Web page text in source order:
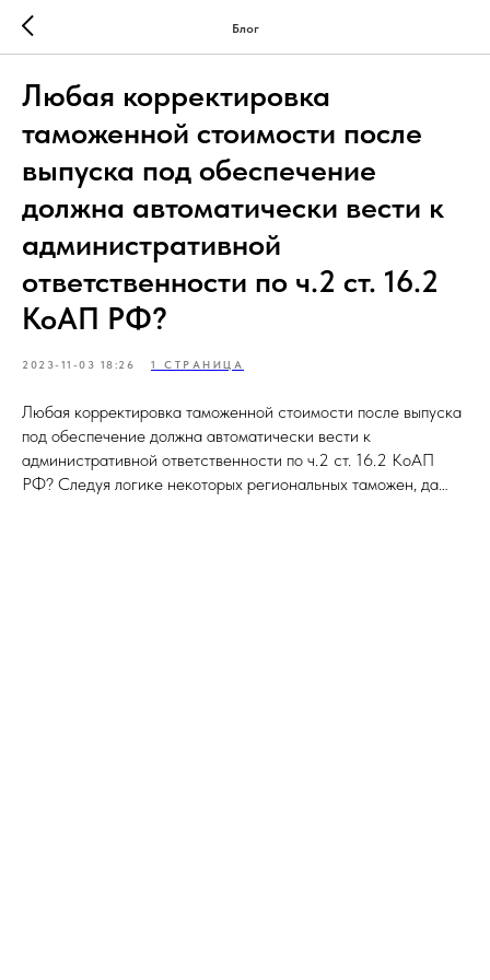
Блог
Любая корректировка
таможенной стоимости после
выпуска под обеспечение
должна автоматически вести к
административной
ответственности по ч.2 ст. 16.2
КоАП РФ?
2023-11-03 18:26 1 СТРАНИЦА
Любая корректировка таможенной стоимости после выпуска
под обеспечение должна автоматически вести к
административной ответственности по ч.2 ст. 16.2 КоАП
РФ? Следуя логике некоторых региональных таможен, да…